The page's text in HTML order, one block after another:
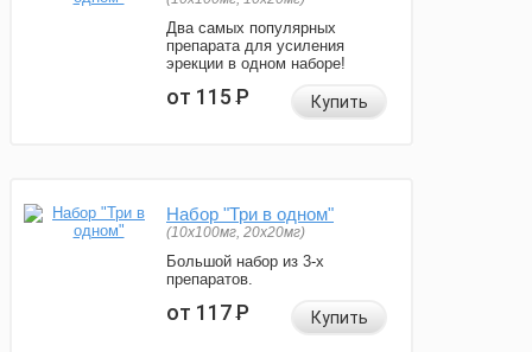
Два самых популярных
препарата для усиления
эрекции в одном наборе!
от 115Р Купить
Набор "Три в одном"
(10x100мг, 20x20мг)
Большой набор из 3-х
препаратов.
от 117Р Купить